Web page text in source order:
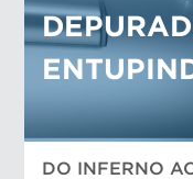
DO INFERNO